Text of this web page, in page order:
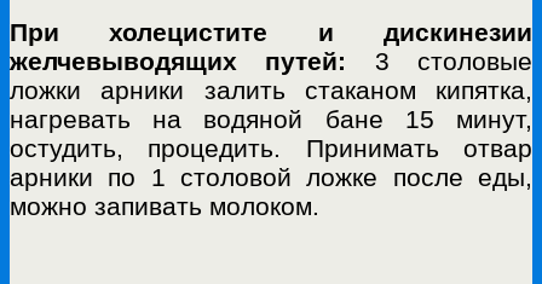
При холецистите и дискинезии
желчевыводящих путей: 3 столовые
ложки арники залить стаканом кипятка,
нагревать на водяной бане 15 минут,
остудить, процедить. Принимать отвар
арники по 1 столовой ложке после еды,
можно запивать молоком.